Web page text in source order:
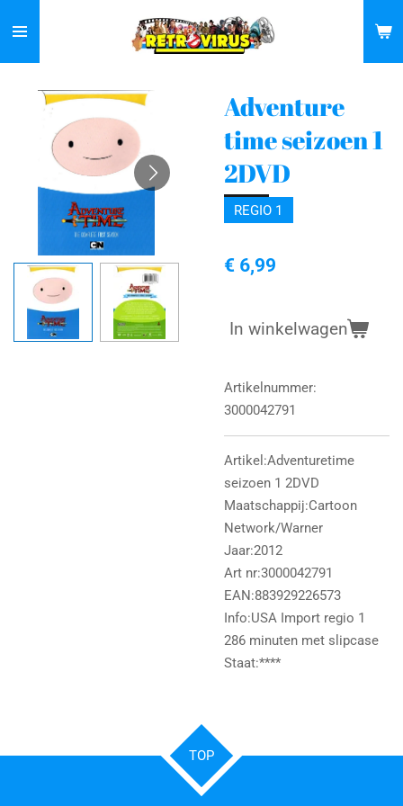
direct
naar
hoofdinhoud
Adventure
time seizoen 1
2DVD
REGIO 1
€ 6,99
In winkelwagen
Artikelnummer:
3000042791
Artikel:Adventuretime
seizoen 1 2DVD
Maatschappij:Cartoon
Network/Warner
Jaar:2012
Art nr:3000042791
EAN:883929226573
Info:USA Import regio 1
286 minuten met slipcase
Staat:****
TOP